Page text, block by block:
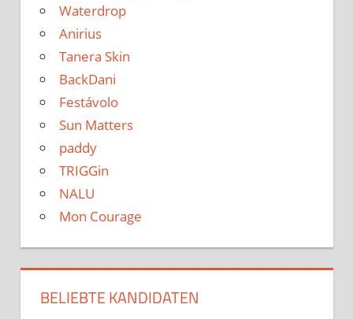
Waterdrop
Anirius
Tanera Skin
BackDani
Festávolo
Sun Matters
paddy
TRIGGin
NALU
Mon Courage
BELIEBTE KANDIDATEN